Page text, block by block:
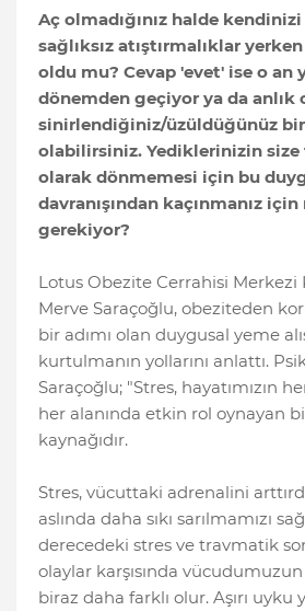
Aç olmadığınız halde
sağlıksız atıştırmalıklar
oldu mu? Cevap 'evet' ise o an
dönemden geçiyor ya da anlık
sinirlendiğiniz/üzüldüğünüz bir
olabilirsiniz. Yediklerinizin
olarak dönmemesi için bu
davranışından kaçınmanız
gerekiyor?
Lotus Obezite Cerrahisi Merkezi
Merve Saraçoğlu, obeziteden
bir adımı olan duygusal yeme
kurtulmanın yollarını anlattı.
Saraçoğlu; "Stres, hayatımızın
her alanında etkin rol oynayan
kaynağıdır.
Stres, vücuttaki adrenalini
aslında daha sıkı sarılmamızı
derecedeki stres ve travmatik
olaylar karşısında
biraz daha farklı olur. Aşırı